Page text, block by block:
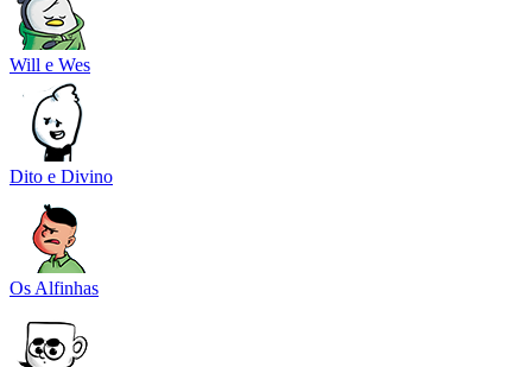
Will e Wes
Dito e Divino
Os Alfinhas